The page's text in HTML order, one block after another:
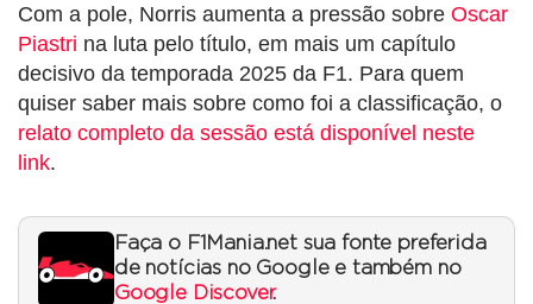
Com a pole, Norris aumenta a pressão sobre Oscar
Piastri na luta pelo título, em mais um capítulo
decisivo da temporada 2025 da F1. Para quem
quiser saber mais sobre como foi a classificação, o
relato completo da sessão está disponível neste
link.
Faça o F1Mania.net sua fonte preferida
de notícias no Google e também no
Google Discover.